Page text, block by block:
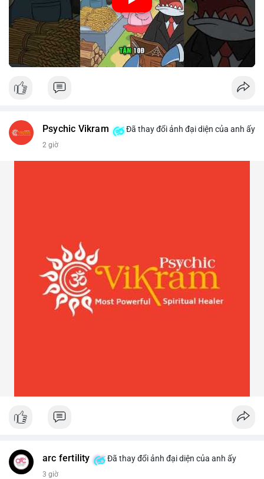
Psychic Vikram Đã thay đổi ảnh đại diện của anh ấy
2 giờ
arc fertility Đã thay đổi ảnh đại diện của anh ấy
3 giờ